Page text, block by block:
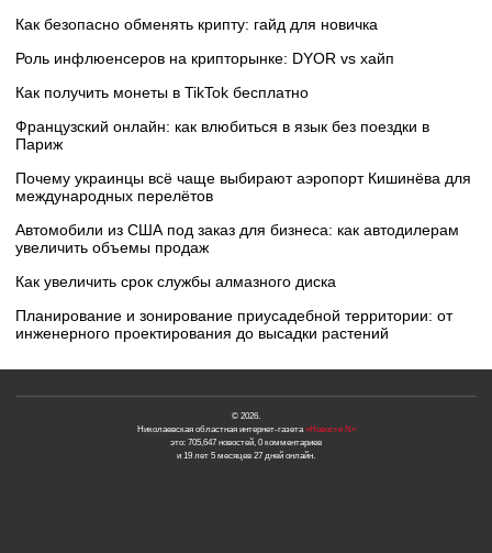
Как безопасно обменять крипту: гайд для новичка
Роль инфлюенсеров на крипторынке: DYOR vs хайп
Как получить монеты в TikTok бесплатно
Французский онлайн: как влюбиться в язык без поездки в
Париж
Почему украинцы всё чаще выбирают аэропорт Кишинёва для
международных перелётов
Автомобили из США под заказ для бизнеса: как автодилерам
увеличить объемы продаж
Как увеличить срок службы алмазного диска
Планирование и зонирование приусадебной территории: от
инженерного проектирования до высадки растений
© 2026.
Николаевская областная интернет-газета «Новости N»
это: 705,647 новостей, 0 комментариев
и 19 лет 5 месяцев 27 дней онлайн.